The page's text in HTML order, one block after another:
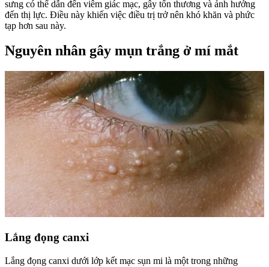
sưng có thể dẫn đến viêm giác mạc, gây tổn thương và ảnh hưởng
đến thị lực. Điều này khiến việc điều trị trở nên khó khăn và phức
tạp hơn sau này.
Nguyên nhân gây mụn trắng ở mí mắt
Lắng đọng canxi
Lắng đọng canxi dưới lớp kết mạc sụn mi là một trong những